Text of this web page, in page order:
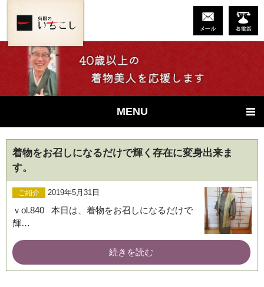
MENU
着物をお召しになるだけで輝く存在に変身出来ま
す。
ご紹介 2019年5月31日
ｖol.840 本日は、着物をお召しになるだけで
輝…
続きを読む